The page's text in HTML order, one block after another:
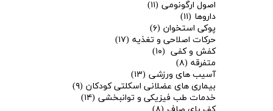
اصول ارگونومی (۱۱)
داروها (۱۱)
پوکی استخوان (۶)
حرکات اصلاحی و تغذیه (۱۷)
کفش و کفی (۱۰)
متفرقه (۸)
آسیب های ورزشی (۱۳)
بیماری های عضلانی اسکلتی کودکان (۹)
خدمات طب فیزیکی و توانبخشی (۱۴)